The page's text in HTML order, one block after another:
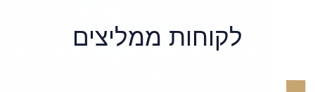
לקוחות ממליצים